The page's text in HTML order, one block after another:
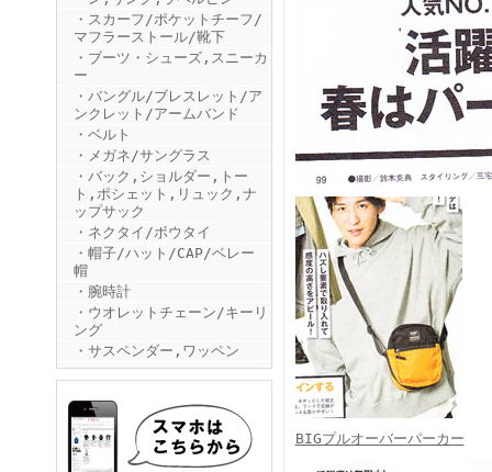
FINEBOYS2025年7月号
FINEBOYS2025年6月号
・スカーフ/ポケットチーフ/
マフラーストール/靴下
・ブーツ・シューズ,スニーカ
ー
・バングル/ブレスレット/ア
ンクレット/アームバンド
・ベルト
・メガネ/サングラス
・バック,ショルダー,トー
ト,ポシェット,リュック,ナ
ップサック
・ネクタイ/ボウタイ
・帽子/ハット/CAP/ベレー
帽
・腕時計
・ウオレットチェーン/キーリ
ング
・サスペンダー,ワッペン
BIGプルオーバーパーカー